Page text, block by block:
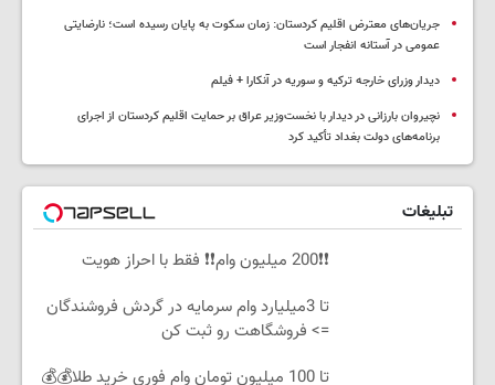
جریان‌های معترض اقلیم کردستان: زمان سکوت به پایان رسیده است؛ نارضایتی
عمومی در آستانه انفجار است
دیدار وزرای خارجه ترکیه و سوریه در آنکارا + فیلم
نچیروان بارزانی در دیدار با نخست‌وزیر عراق بر حمایت اقلیم کردستان از اجرای
برنامه‌های دولت بغداد تأکید کرد
تبلیغات
❗❗200 میلیون وام❗❗ فقط با احراز هویت
تا 3میلیارد وام سرمایه در گردش فروشندگان
=> فروشگاهت رو ثبت کن
تا 100 میلیون تومان وام فوری خرید طلا💰💰